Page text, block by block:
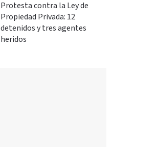
Protesta contra la Ley de
Propiedad Privada: 12
detenidos y tres agentes
heridos